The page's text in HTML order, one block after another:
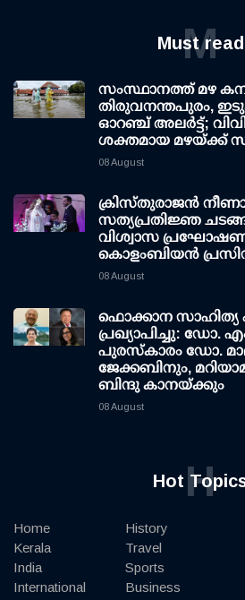
Must read
M
സംസ്ഥാനത്ത് മഴ
തിരുവനന്തപുരം,
ഓറഞ്ച് അലർട്ട്;
ശക്തമായ മഴയ്ക്ക്
08 August
ക്രിസ്തുരാജൻ
സത്യപ്രതിജ്ഞ
വിശ്വാസ
കൊളംബിയൻ
08 August
ഫൊക്കാന
പ്രഖ്യാപിച്ചു: ഡോ.
പുരസ്‌കാരം ഡോ.
ജേക്കബിനും,
ബിന്ദു കാനയ്ക്കും
08 August
HotH
Home
Kerala
India
International
History
Travel
Sports
Business